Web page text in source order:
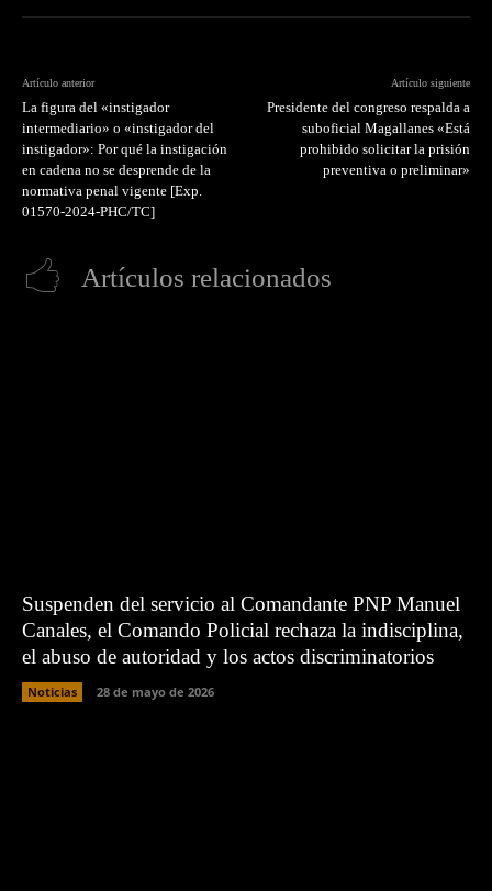
Artículo anterior
La figura del «instigador
intermediario» o «instigador del
instigador»: Por qué la instigación
en cadena no se desprende de la
normativa penal vigente [Exp.
01570-2024-PHC/TC]
Artículo siguiente
Presidente del congreso respalda a
suboficial Magallanes «Está
prohibido solicitar la prisión
preventiva o preliminar»
Artículos relacionados
Suspenden del servicio al Comandante PNP Manuel
Canales, el Comando Policial rechaza la indisciplina,
el abuso de autoridad y los actos discriminatorios
Noticias 28 de mayo de 2026